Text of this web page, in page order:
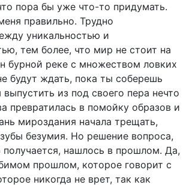
пора бы уже что-то придумать.
правильно. Трудно
уникальностью и
тем более, что мир не стоит на
бурной реке с множеством ловких
будут ждать, пока ты соберешь
из под своего пера нечто
превратилась в помойку образов и
мироздания начала трещать,
безумия. Но решение вопроса,
получается, нашлось в прошлом. Да,
прошлом, которое говорит с
никогда не врет, так как